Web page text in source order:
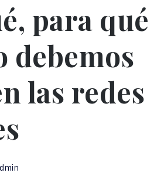
para qué
debemos
las redes